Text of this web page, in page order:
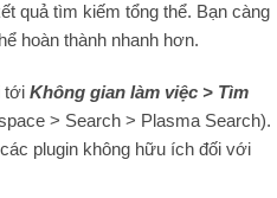
quả tìm kiếm tổng thể. Bạn càng
hoàn thành nhanh hơn.
tới Không gian làm việc > Tìm
> Search > Plasma Search).
plugin không hữu ích đối với